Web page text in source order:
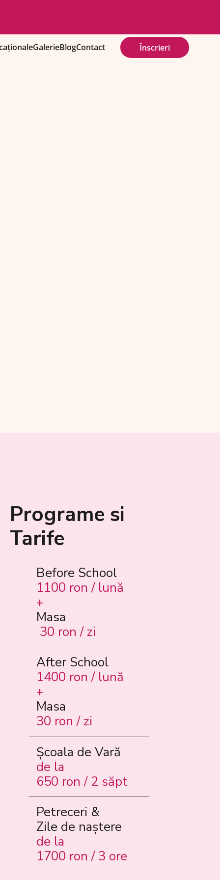
GalerieBlogContact Înscrieri
Programe si
Tarife
Before School
1100 ron / lună
+
Masa
30 ron / zi
After School
1400 ron / lună
+
Masa
30 ron / zi
Școala de Vară
de la
650 ron / 2 săpt
Petreceri &
Zile de naștere
de la
1700 ron / 3 ore